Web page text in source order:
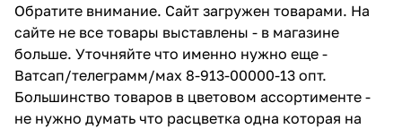
Обратите внимание. Сайт загружен товарами. На
сайте не все товары выставлены - в магазине
больше. Уточняйте что именно нужно еще -
Ватсап/телеграмм/мах 8-913-00000-13 опт.
Большинство товаров в цветовом ассортименте -
не нужно думать что расцветка одна которая на